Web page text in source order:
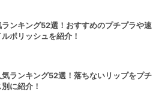
ンキング52選！おすすめのプチプラや速
ポリッシュを紹介！
ランキング52選！落ちないリップをプチ
に紹介！